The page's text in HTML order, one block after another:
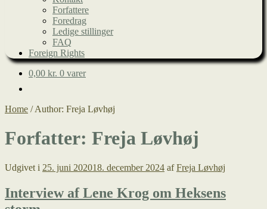
Forfattere
Foredrag
Ledige stillinger
FAQ
Foreign Rights
0,00 kr. 0 varer
Home /Author: Freja Løvhøj
Forfatter: Freja Løvhøj
Udgivet i 25. juni 202018. december 2024 afFreja Løvhøj
Interview af Lene Krog om Heksens